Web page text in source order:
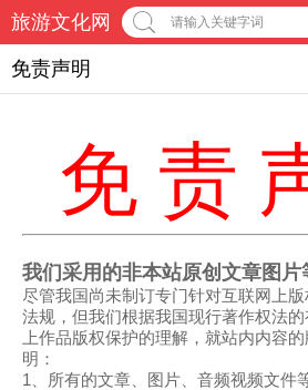
旅游文化网 请输入关键字词
免责声明
免 责
我们采用的非本站原创文章图片
尽管我国尚未制订专门针对互联网上
法规，但我们根据我国现行著作权法
上作品版权保护的理解，就站内内容
明：
1、所有的文章、图片、音频视频文件